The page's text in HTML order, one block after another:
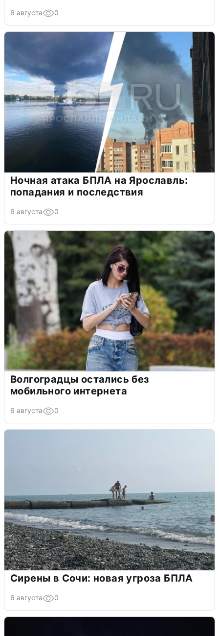
6 августа 0
Ночная атака БПЛА на Ярославль:
попадания и последствия
6 августа 0
Волгоградцы остались без
мобильного интернета
6 августа 0
Сирены в Сочи: новая угроза БПЛА
6 августа 0